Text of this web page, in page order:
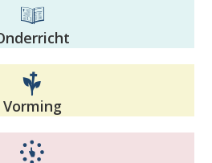
Vorming